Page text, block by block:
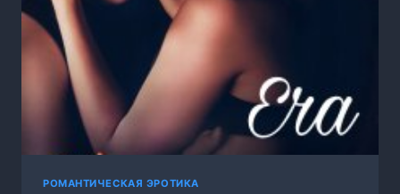
РОМАНТИЧЕСКАЯ ЭРОТИКА